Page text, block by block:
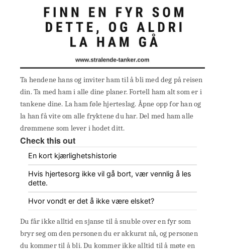
Ta hendene hans og inviter ham til å bli med deg på reisen
din. Ta med ham i alle dine planer. Fortell ham alt som er i
tankene dine. La ham føle hjerteslag. Åpne opp for han og
la han få vite om alle fryktene du har. Del med ham alle
drømmene som lever i hodet ditt.
Check this out
En kort kjærlighetshistorie
Hvis hjertesorg ikke vil gå bort, vær vennlig å les
dette.
Hvor vondt er det å ikke være elsket?
Du får ikke alltid en sjanse til å snuble over en fyr som
bryr seg om den personen du er akkurat nå, og personen
du kommer til å bli. Du kommer ikke alltid til å møte en